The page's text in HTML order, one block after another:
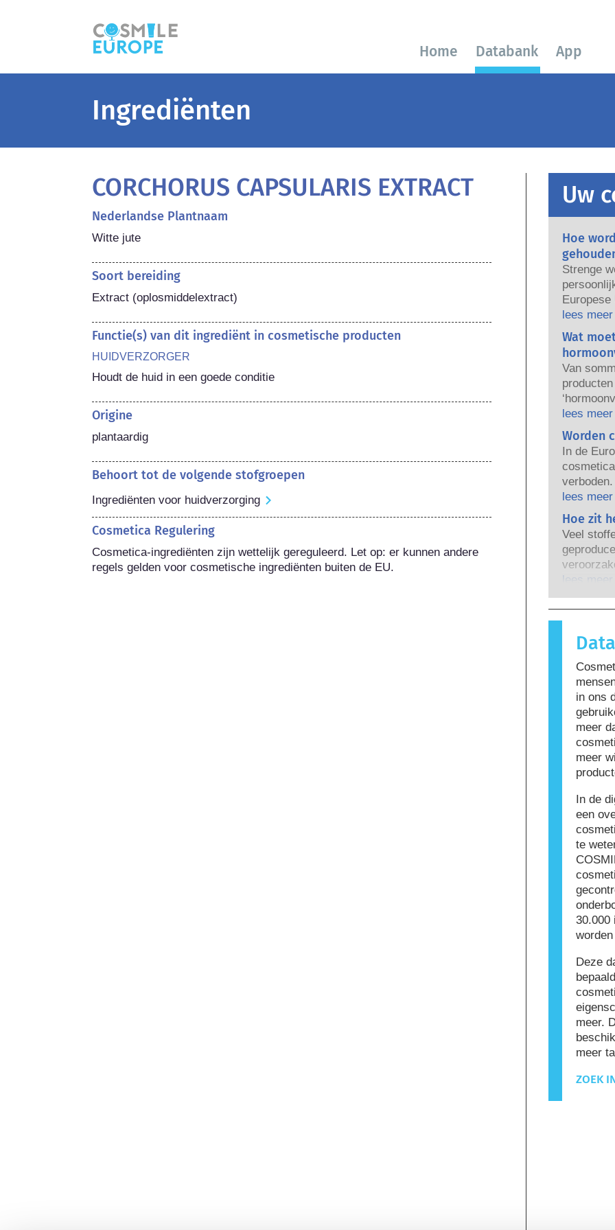
Home Databank App
Ingrediënten
CORCHORUS CAPSULARIS EXTRACT
Nederlandse Plantnaam
Witte jute
Soort bereiding
Extract (oplosmiddelextract)
Functie(s) van dit ingrediënt in cosmetische producten
HUIDVERZORGER
Houdt de huid in een goede conditie
Origine
plantaardig
Behoort tot de volgende stofgroepen
Ingrediënten voor huidverzorging
Cosmetica Regulering
Cosmetica-ingrediënten zijn wettelijk gereguleerd. Let op: er kunnen andere
regels gelden voor cosmetische ingrediënten buiten de EU.
Uw
Hoe
Strenge
gebruik.
producten
lees meer
Wat
Van
kan
verstoort.
heel
krachtige
het
bedrijven
bestrijken
lees meer
Worden
In de
er een
van
lees meer
Hoe zit
Veel
wanneer
reactie
niet dat
om te
lees meer
in ons
meer
meer
In de
een
te
30.000
Deze
meer.
meer
ZOEK